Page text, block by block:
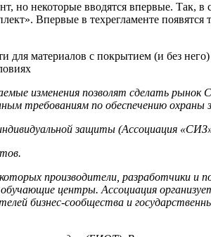
но некоторые вводятся впервые.
Впервые в техрегламенте появятся
для материалов с покрытием (и без
изменения позволят сделать
требованиям по обеспечению
защиты (Ассоциация
производители, разработчики и
центры. Ассоциация
бизнес-сообщества и